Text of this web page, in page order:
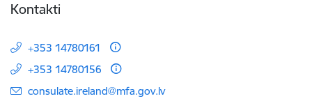
Kontakti
+353 14780161
+353 14780156
E-pasts:
consulate.ireland@mfa.gov.lv